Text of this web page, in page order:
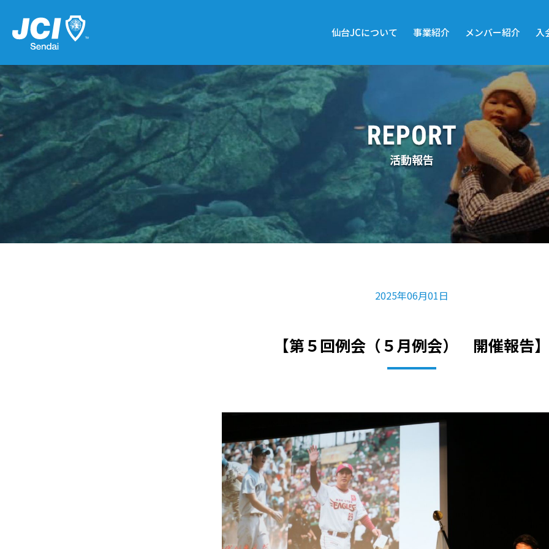
仙台JCについて 事業紹介 メンバー紹介 入
活動報告
2025年06月01日
【第５回例会（５月例会） 開催報告】